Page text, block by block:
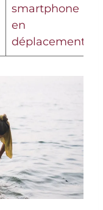
smartphone
en
déplacement